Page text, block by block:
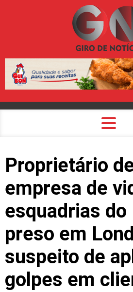
Proprietário
empresa de
esquadrias do
preso em
suspeito de
golpes em